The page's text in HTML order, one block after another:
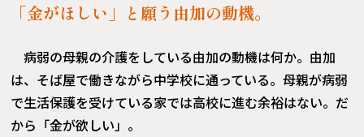
「金がほしい」と願う由加の動機。
病弱の母親の介護をしている由加の動機は何か。由加
は、そば屋で働きながら中学校に通っている。母親が病弱
で生活保護を受けている家では高校に進む余裕はない。だ
から「金が欲しい」。